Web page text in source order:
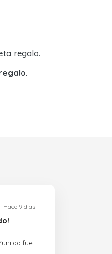
regalo.
.
Hace 9 dias
fue